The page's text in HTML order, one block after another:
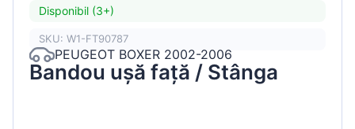
Disponibil (3+)
SKU: W1-FT90787
PEUGEOT BOXER 2002-2006
Bandou ușă față / Stânga